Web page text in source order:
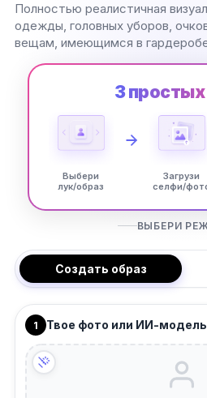
Полностью реалистичная
одежды, головных уборов,
вещам, имеющимся в
3
Выбери
лук/образ
Загрузи
селфи/
ВЫБЕРИ
Создать образ
1 Твое фото или ИИ-модель